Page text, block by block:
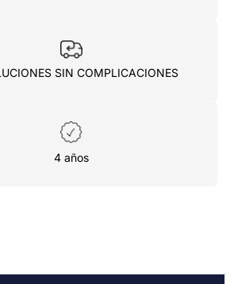
SIN COMPLICACIONES
4 años